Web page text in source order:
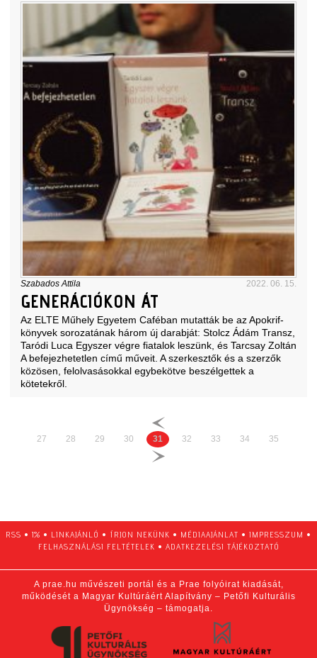
Szabados Attila 2022. 06. 15.
GENERÁCIÓKON ÁT
Az ELTE Műhely Egyetem Caféban mutatták be az Apokrif-
könyvek sorozatának három új darabját: Stolcz Ádám Transz,
Taródi Luca Egyszer végre fiatalok leszünk, és Tarcsay Zoltán
A befejezhetetlen című műveit. A szerkesztők és a szerzők
közösen, felolvasásokkal egybekötve beszélgettek a
kötetekről.
27 28 29 30 31 32 33 34 35
RSS • 1% • LINKAJÁNLÓ • ÍRJON NEKÜNK • MÉDIAAJÁNLAT • IMPRESSZUM •
FELHASZNÁLÁSI FELTÉTELEK • ADATKEZELÉSI TÁJÉKOZTATÓ
A prae.hu művészeti portál és a Prae folyóirat kiadását,
működését a Magyar Kultúráért Alapítvány – Petőfi Kulturális
Ügynökség – támogatja.